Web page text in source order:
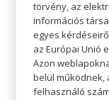
legtöbb
változtatja az
gyakran
télen.
törvény, az
információs
egyes
az Európai Unió
Azon
belül működnek,
felhasználó